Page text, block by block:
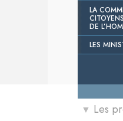
LA
DE
LES
▼ Les